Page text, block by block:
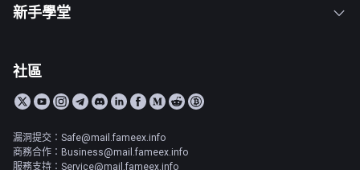
新手學堂
社區
漏洞提交：Safe@mail.fameex.info
商務合作：Business@mail.fameex.info
服務支持：Service@mail.fameex.info